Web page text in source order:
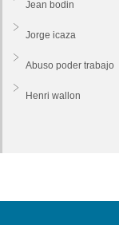
Jean bodin
Jorge icaza
Abuso poder trabajo
Henri wallon